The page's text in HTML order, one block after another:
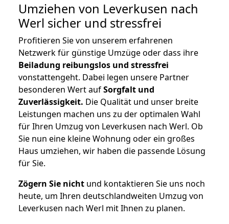
Umziehen von Leverkusen nach
Werl sicher und stressfrei
Profitieren Sie von unserem erfahrenen
Netzwerk für günstige Umzüge oder dass ihre
Beiladung reibungslos und stressfrei
vonstattengeht. Dabei legen unsere Partner
besonderen Wert aufSorgfalt und
Zuverlässigkeit. Die Qualität und unser breite
Leistungen machen uns zu der optimalen Wahl
für Ihren Umzug von Leverkusen nach Werl. Ob
Sie nun eine kleine Wohnung oder ein großes
Haus umziehen, wir haben die passende Lösung
für Sie.
Zögern Sie nicht und kontaktieren Sie uns noch
heute, um Ihren deutschlandweiten Umzug von
Leverkusen nach Werl mit Ihnen zu planen.